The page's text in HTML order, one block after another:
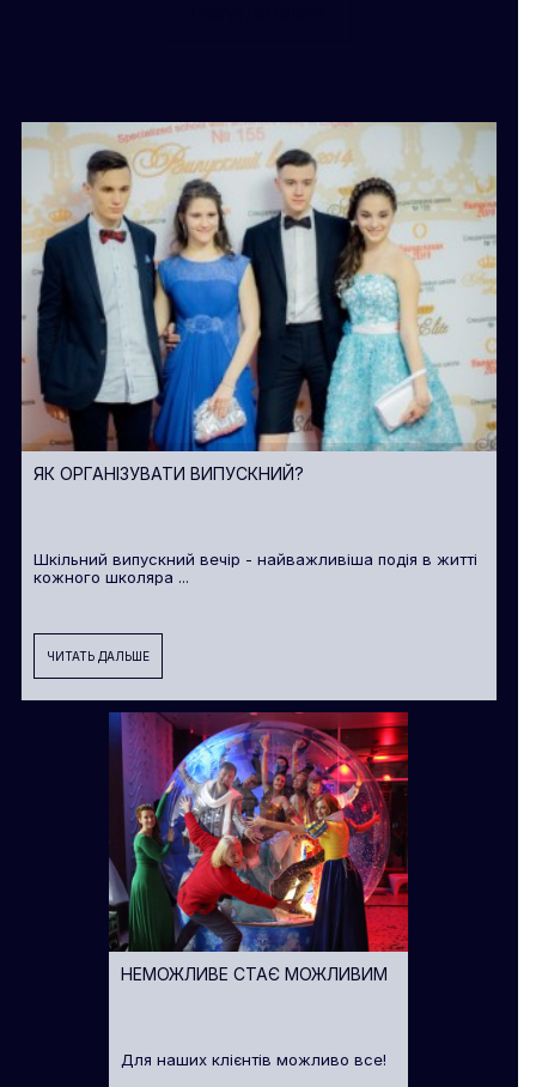
ЯК ОРГАНІЗУВАТИ ВИПУСКНИЙ?
Шкільний випускний вечір - найважливіша подія в житті
кожного школяра ...
ЧИТАТЬ ДАЛЬШЕ
НЕМОЖЛИВЕ СТАЄ МОЖЛИВИМ
Для наших клієнтів можливо все!